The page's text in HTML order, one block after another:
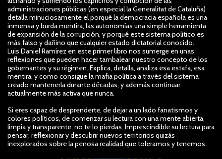
administraciones públicas (en especial la Generalitat de Cataluña)
detalla minuciosamente el porqué la democracia española es una
inmensa y burda mentira, las autonomías una simple herramienta
de expansión de la corrupción, y porqué este sistema político es
más falso y dañino que cualquier estado dictatorial conocido.
Luis Daniel Ramírez en este primer libro nos sumerge en unas
reflexiones que pueden hacer tambalear nuestro concepto de los
gobernantes y su régimen. Explica, detalla, analiza esa estafa, esa
mentira, y como consigue la mafia política a través del sistema
creado mantenerla durante décadas, y además continuar
actualmente más activa que nunca.
Si eres capaz de desprenderte, de dejar a un lado fanatismos y
colores políticos, de comenzar su lectura con una mente abierta,
limpia y transparente, no te lo pierdas. Imprescindible su lectura para
pensar, reflexionar y descubrir nuevos territorios quizás
inexplorados sobre la penosa realidad que toleramos y tenemos.